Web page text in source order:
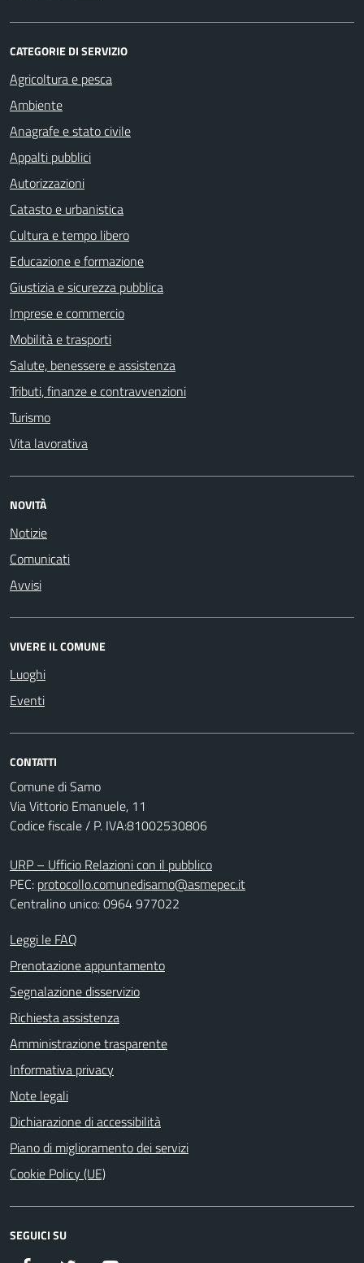
CATEGORIE DI SERVIZIO
Agricoltura e pesca
Ambiente
Anagrafe e stato civile
Appalti pubblici
Autorizzazioni
Catasto e urbanistica
Cultura e tempo libero
Educazione e formazione
Giustizia e sicurezza pubblica
Imprese e commercio
Mobilità e trasporti
Salute, benessere e assistenza
Tributi, finanze e contravvenzioni
Turismo
Vita lavorativa
NOVITÀ
Notizie
Comunicati
Avvisi
VIVERE IL COMUNE
Luoghi
Eventi
CONTATTI
Comune di Samo
Via Vittorio Emanuele, 11
Codice fiscale / P. IVA:81002530806
URP – Ufficio Relazioni con il pubblico
PEC: protocollo.comunedisamo@asmepec.it
Centralino unico: 0964 977022
Leggi le FAQ
Prenotazione appuntamento
Segnalazione disservizio
Richiesta assistenza
Amministrazione trasparente
Informativa privacy
Note legali
Dichiarazione di accessibilità
Piano di miglioramento dei servizi
Cookie Policy (UE)
SEGUICI SU